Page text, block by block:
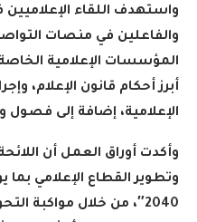
واستهدف اللقاء
والفاعلين في منصات
المؤسسات الإعلامية
أبرز أحكام قانون الإعلام،
الإعلامية، إضافة إلى فصول
وأكدت أوراق العمل أن
وتطوير القطاع الإعلامي
2040″، من خلال مواكبة